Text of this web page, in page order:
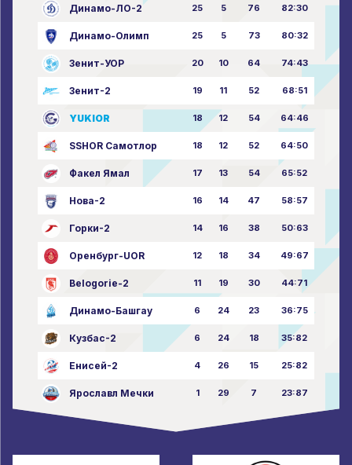
Динамо-ЛО-2 25 5 76 82:30
Динамо-Олимп 25 5 73 80:32
Зенит-УОР 20 10 64 74:43
Зенит-2 19 11 52 68:51
YUKIOR 18 12 54 64:46
SSHOR Самотлор 18 12 52 64:50
Факел Ямал 17 13 54 65:52
Нова-2 16 14 47 58:57
Горки-2 14 16 38 50:63
Оренбург-UOR 12 18 34 49:67
Belogorie-2 11 19 30 44:71
Динамо-Башгау 6 24 23 36:75
Кузбас-2 6 24 18 35:82
Енисей-2 4 26 15 25:82
Ярославл Мечки 1 29 7 23:87